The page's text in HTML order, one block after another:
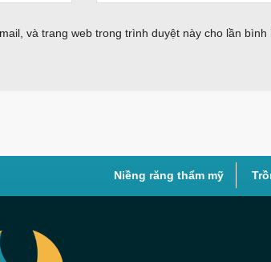
và trang web trong trình duyệt này cho lần bình
Niềng răng thẩm mỹ